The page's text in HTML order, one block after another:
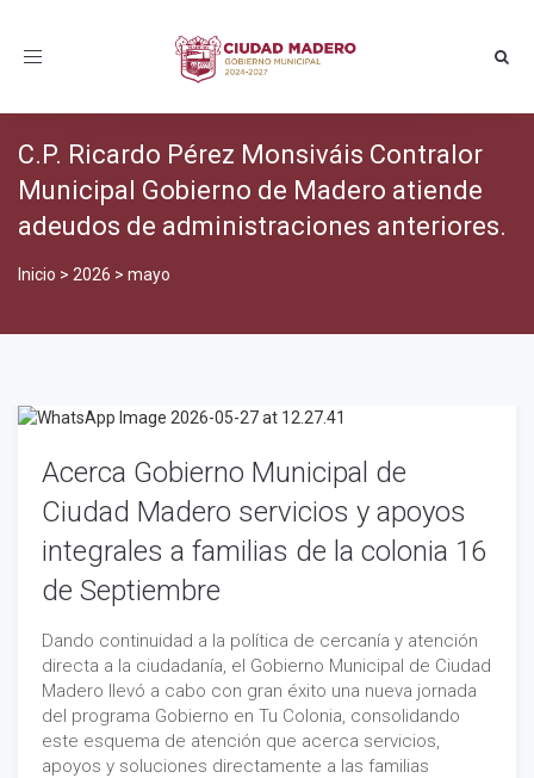
Toggle
C.P. Ricardo Pérez Monsiváis Contralor
Municipal Gobierno de Madero atiende
adeudos de administraciones anteriores.
Inicio > 2026 > mayo
Acerca Gobierno Municipal de
Ciudad Madero servicios y apoyos
integrales a familias de la colonia 16
de Septiembre
Dando continuidad a la política de cercanía y atención
directa a la ciudadanía, el Gobierno Municipal de Ciudad
Madero llevó a cabo con gran éxito una nueva jornada
del programa Gobierno en Tu Colonia, consolidando
este esquema de atención que acerca servicios,
apoyos y soluciones directamente a las familias